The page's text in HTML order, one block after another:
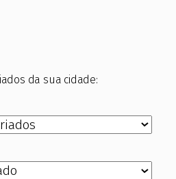
da sua cidade: